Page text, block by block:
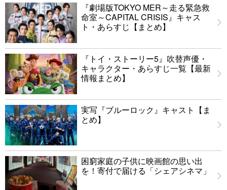
『劇場版TOKYO MER～走る緊急救
命室～CAPITAL CRISIS』キャス
ト・あらすじ【まとめ】
『トイ・ストーリー5』吹替声優・
キャラクター・あらすじ一覧【最新
情報まとめ】
実写『ブルーロック』キャスト【ま
とめ】
困窮家庭の子供に映画館の思い出
を！寄付で届ける「シェアシネマ」